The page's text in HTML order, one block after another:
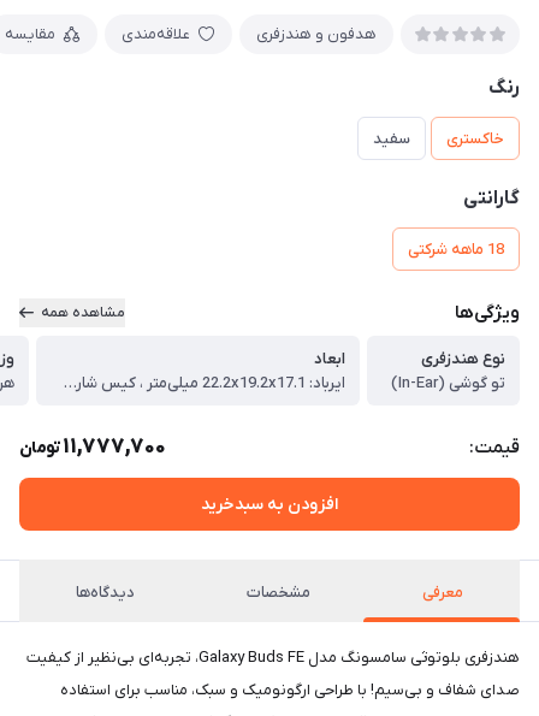
هدفون و هندزفری علاقه‌مندی مقایسه
رنگ
خاکستری سفید
گارانتی
18 ماهه شرکتی
ویژگی‌ها مشاهده همه
نوع هندزفری
تو گوشی (In-Ear)
ابعاد
ایرباد: 22.2x19.2x17.1 میلی‌متر ، کیس شارژ: 50x50x27.7 میلی‌متر
هر
قیمت: 11,777,700تومان
افزودن به سبدخرید
معرفی مشخصات دیدگاه‌ها
هندزفری بلوتوثی سامسونگ مدل Galaxy Buds FE، تجربه‌ای بی‌نظیر از کیفیت
صدای شفاف و بی‌سیم! با طراحی ارگونومیک و سبک، مناسب برای استفاده